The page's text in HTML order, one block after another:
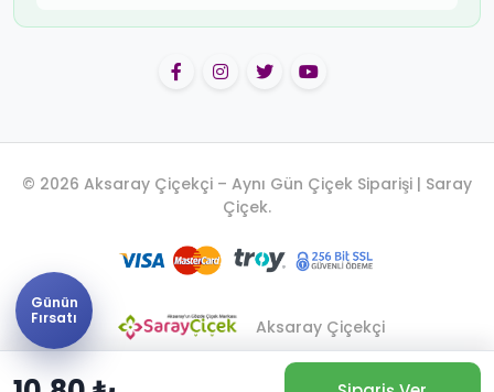
© 2026 Aksaray Çiçekçi – Aynı Gün Çiçek Siparişi | Saray
Çiçek.
Aksaray Çiçekçi
Günün
Fırsatı